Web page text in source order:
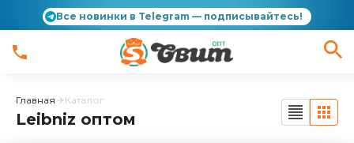
Все новинки в Telegram — подписывайтесь!
Главная Каталог
Leibniz оптом